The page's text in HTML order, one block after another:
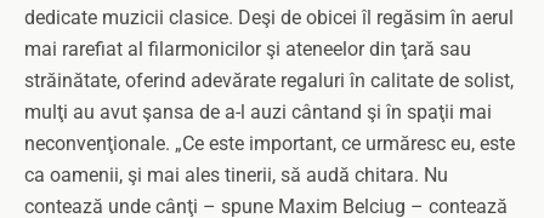
dedicate muzicii clasice. Deşi de obicei îl regăsim în aerul
mai rarefiat al filarmonicilor şi ateneelor din ţară sau
străinătate, oferind adevărate regaluri în calitate de solist,
mulţi au avut şansa de a-l auzi cântand şi în spaţii mai
neconvenţionale. „Ce este important, ce urmăresc eu, este
ca oamenii, şi mai ales tinerii, să audă chitara. Nu
contează unde cânţi – spune Maxim Belciug – contează